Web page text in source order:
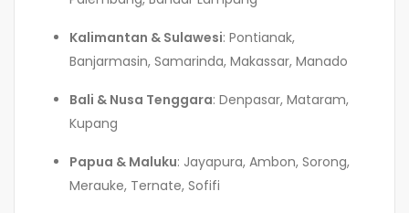
Kalimantan & Sulawesi: Pontianak,
Banjarmasin, Samarinda, Makassar, Manado
Bali & Nusa Tenggara: Denpasar, Mataram,
Kupang
Papua & Maluku: Jayapura, Ambon, Sorong,
Merauke, Ternate, Sofifi